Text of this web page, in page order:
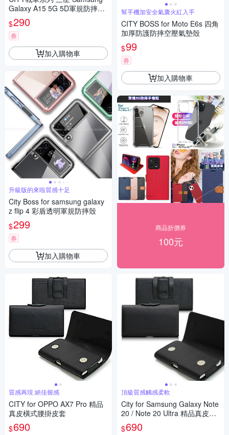
Galaxy A15 5G 5D軍規防摔氣
墊殼 空壓殼 保護殼
$290
券
加入購物車
升級版的來啦質感十足
City Boss for samsung galaxy
z flip 4 彩盾透明軍規防摔殼
$299
券
加入購物車
質感再現 絕佳握感
CITY for OPPO AX7 Pro 精品
真皮橫式腰掛皮套
$690
幫手機加安全氣囊火紅入手
CITY BOSS for Moto E6s 四角
加厚防護防摔空壓氣墊殼
$99
券
加入購物車
商品折價券
100元
頂級質感觸感柔軟
City for Samsung Galaxy Note
20 / Note 20 Ultra 精品真皮橫
式腰掛皮套
$690